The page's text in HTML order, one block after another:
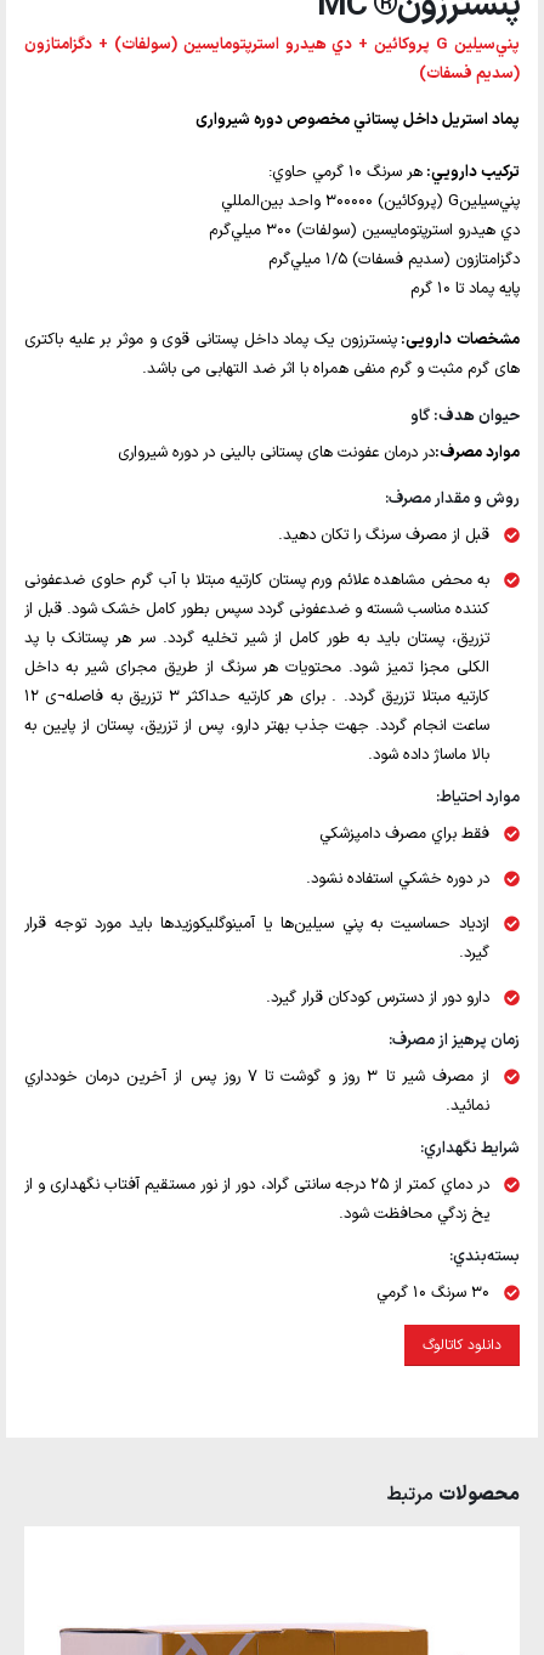
پني‌سيلين G پروکائین + دي هيدرو استرپتومايسين (سولفات) + دگزامتازون
(سدیم فسفات)
پماد استريل داخل پستاني مخصوص دوره شیرواری
تركيب دارويي: هر سرنگ 10 گرمي حاوي:
پني‌سيلينG (پروكائين) 300000 واحد بين‌المللي
دي هيدرو استرپتومايسين (سولفات) 300 ميلي‌گرم
دگزامتازون (سدیم فسفات) 1/5 ميلي‌گرم
پايه پماد تا 10 گرم
مشخصات دارویی:پنسترزون یک پماد داخل پستانی قوی و موثر بر علیه باکتری
های گرم مثبت و گرم منفی همراه با اثر ضد التهابی می باشد.
حیوان هدف: گاو
موارد مصرف:در درمان عفونت های پستانی بالینی در دوره شیرواری
روش و مقدار مصرف:
قبل از مصرف سرنگ را تکان دهید.
به محض مشاهده علائم ورم پستان کارتیه مبتلا با آب گرم حاوی ضدعفونی
کننده مناسب شسته و ضدعفونی گردد سپس بطور کامل خشک شود. قبل از
تزریق، پستان باید به طور کامل از شیر تخلیه گردد. سر هر پستانک با پد
الکلی مجزا تمیز شود. محتویات هر سرنگ از طریق مجرای شیر به داخل
کارتیه مبتلا تزریق گردد. . برای هر کارتیه حداکثر 3 تزریق به فاصله¬ی 12
ساعت انجام گردد. جهت جذب بهتر دارو، پس از تزریق، پستان از پایین به
بالا ماساژ داده شود.
موارد احتياط:
فقط براي مصرف دامپزشكي
در دوره خشكي استفاده نشود.
ازدياد حساسيت به پني سيلين‌ها یا آمینوگلیکوزیدها بايد مورد توجه قرار
گيرد.
دارو دور از دسترس كودكان قرار گيرد.
زمان پرهيز از مصرف:
از مصرف شير تا 3 روز و گوشت تا 7 روز پس از آخرين درمان خودداري
نمائيد.
شرايط نگهداري:
در دماي كمتر از 25 درجه سانتی گراد، دور از نور مستقیم آفتاب نگهداری و از
يخ زدگي محافظت شود.
بسته‌بندي:
30 سرنگ 10 گرمي
دانلود کاتالوگ
محصولات مرتبط